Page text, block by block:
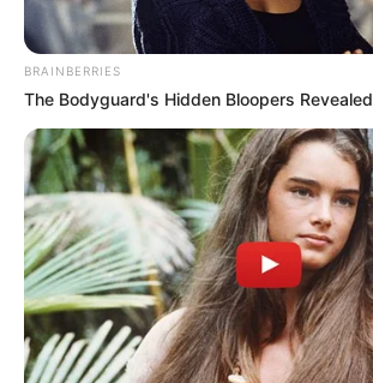
Alcaldía California
Vía
Por:Nelson David Cipagauta Velandia
Mayo 3, 2025
COMPARTIR
BRAINBERRIES
The Bodyguard's Hidden Bloopers Revealed